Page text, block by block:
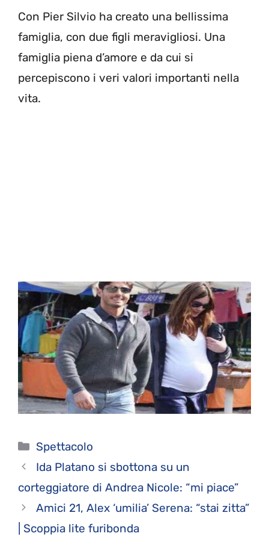
Con Pier Silvio ha creato una bellissima
famiglia, con due figli meravigliosi. Una
famiglia piena d’amore e da cui si
percepiscono i veri valori importanti nella
vita.
Categorie
Spettacolo
Ida Platano si sbottona su un
corteggiatore di Andrea Nicole: “mi piace”
Amici 21, Alex ‘umilia’ Serena: “stai zitta”
| Scoppia lite furibonda